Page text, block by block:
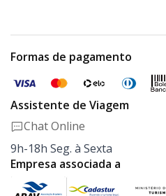
Formas de pagamento
Assistente de Viagem
Chat Online
9h-18h Seg. à Sexta
Empresa associada a